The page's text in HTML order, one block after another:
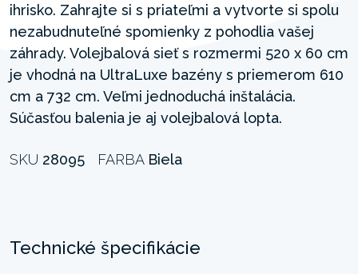
ihrisko. Zahrajte si s priateľmi a vytvorte si spolu
nezabudnuteľné spomienky z pohodlia vašej
záhrady. Volejbalová sieť s rozmermi 520 x 60 cm
je vhodná na UltraLuxe bazény s priemerom 610
cm a 732 cm. Veľmi jednoduchá inštalácia.
Súčasťou balenia je aj volejbalová lopta.
SKU 28095 FARBA Biela
Technické špecifikácie